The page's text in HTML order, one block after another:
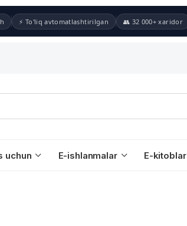
⚡ To'liq avtomatlashtirilgan 👥 32 000+ xaridor
uchun E-ishlanmalar E-kitoblar